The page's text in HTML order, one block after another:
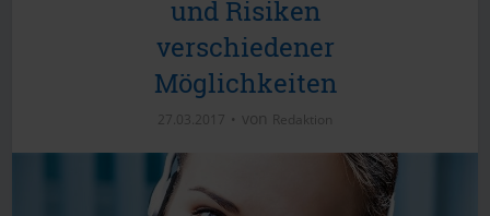
und Risiken
verschiedener
Möglichkeiten
27.03.2017 von Redaktion